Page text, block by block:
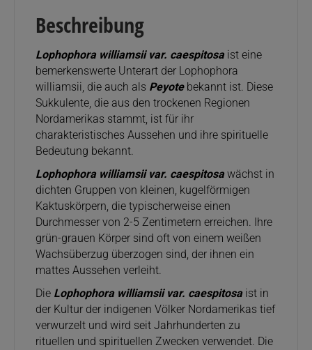
Beschreibung
Lophophora williamsii var. caespitosaist eine
bemerkenswerte Unterart der Lophophora
williamsii, die auch als Peyote bekannt ist. Diese
Sukkulente, die aus den trockenen Regionen
Nordamerikas stammt, ist für ihr
charakteristisches Aussehen und ihre spirituelle
Bedeutung bekannt.
Lophophora williamsii var. caespitosawächst in
dichten Gruppen von kleinen, kugelförmigen
Kaktuskörpern, die typischerweise einen
Durchmesser von 2-5 Zentimetern erreichen. Ihre
grün-grauen Körper sind oft von einem weißen
Wachsüberzug überzogen sind, der ihnen ein
mattes Aussehen verleiht.
Die Lophophora williamsii var. caespitosaist in
der Kultur der indigenen Völker Nordamerikas tief
verwurzelt und wird seit Jahrhunderten zu
rituellen und spirituellen Zwecken verwendet. Die